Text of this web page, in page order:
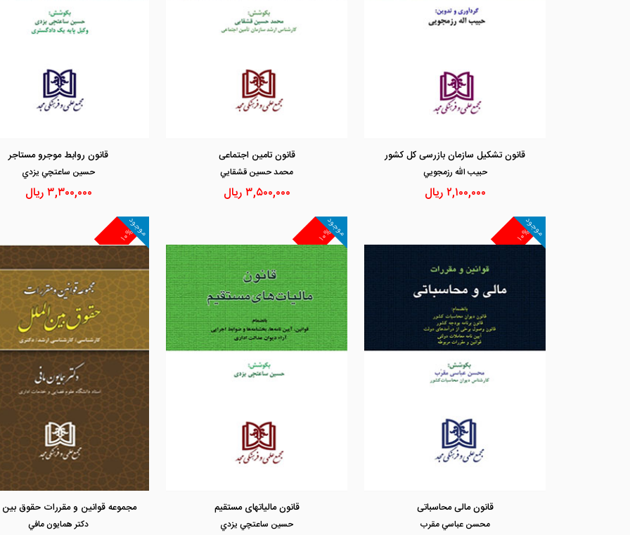
قانون تشکیل سازمان بازرسی کل کشور
حبيب الله رزمجويي
۲,۱۰۰,۰۰۰ریال
قانون تامین اجتماعی
محمد حسين قشقايي
۳,۵۰۰,۰۰۰ریال
قانون روابط موجرو مستاجر
حسين ساعتچي يزدي
۳,۳۰۰,۰۰۰ریال
۱۰%
موجود
قانون مالی محاسباتی
محسن عباسي مقرب
۱۰%
موجود
قانون مالیاتهای مستقیم
حسين ساعتچي يزدي
۱۰%
موجود
مجموعه قوانین و مقررات حقوق بین
دكتر همايون مافي